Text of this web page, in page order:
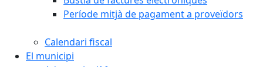
Període mitjà de pagament a proveïdors
Calendari fiscal
El municipi